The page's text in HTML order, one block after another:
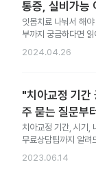
통증, 실비가능
잇몸치료 나눠서 해
부까지 궁금하다면
2024.04.26
"치아교정 기간
주 묻는 질문부
치아교정 기간, 시기,
무료상담팁까지 알려
2023.06.14